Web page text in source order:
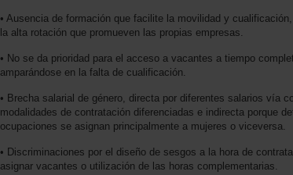
• Ausencia de formación que facilite la movilidad y
la alta rotación que promueven las propias empresas.
• No se da prioridad para el acceso a vacantes a tiempo
amparándose en la falta de cualificación.
• Brecha salarial de género, directa por diferentes salarios vía
modalidades de contratación diferenciadas e indirecta porque
ocupaciones se asignan principalmente a mujeres o viceversa.
• Discriminaciones por el diseño de sesgos a la hora de
asignar vacantes o utilización de las horas complementarias.